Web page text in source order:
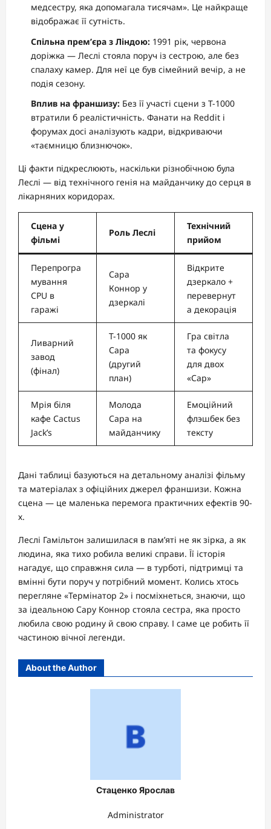
медсестру, яка допомагала тисячам». Це найкраще
відображає її сутність.
Спільна прем’єра з Ліндою: 1991 рік, червона
доріжка — Леслі стояла поруч із сестрою, але без
спалаху камер. Для неї це був сімейний вечір, а не
подія сезону.
Вплив на франшизу: Без її участі сцени з Т-1000
втратили б реалістичність. Фанати на Reddit і
форумах досі аналізують кадри, відкриваючи
«таємницю близнючок».
Ці факти підкреслюють, наскільки різнобічною була
Леслі — від технічного генія на майданчику до серця в
лікарняних коридорах.
Сцена у
фільмі
Роль Леслі
Технічний
прийом
Перепрогра
мування
CPU в
гаражі
Сара
Коннор у
дзеркалі
Відкрите
дзеркало +
перевернут
а декорація
Ливарний
завод
(фінал)
Т-1000 як
Сара
(другий
план)
Гра світла
та фокусу
для двох
«Сар»
Мрія біля
кафе Cactus
Jack’s
Молода
Сара на
майданчику
Емоційний
флэшбек без
тексту
Дані таблиці базуються на детальному аналізі фільму
та матеріалах з офіційних джерел франшизи. Кожна
сцена — це маленька перемога практичних ефектів 90-
х.
Леслі Гамільтон залишилася в пам’яті не як зірка, а як
людина, яка тихо робила великі справи. Її історія
нагадує, що справжня сила — в турботі, підтримці та
вмінні бути поруч у потрібний момент. Колись хтось
перегляне «Термінатор 2» і посміхнеться, знаючи, що
за ідеальною Сару Коннор стояла сестра, яка просто
любила свою родину й свою справу. І саме це робить її
частиною вічної легенди.
About the Author
Стаценко Ярослав
Administrator